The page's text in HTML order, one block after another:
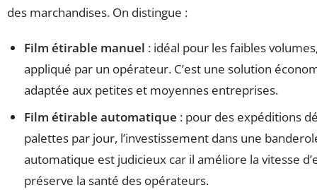
des marchandises. On distingue :
Film étirable manuel : idéal pour les faibles
appliqué par un opérateur. C’est une solution
adaptée aux petites et moyennes entreprises.
Film étirable automatique : pour des expéditions
palettes par jour, l’investissement dans une
automatique est judicieux car il améliore la vitesse
préserve la santé des opérateurs.